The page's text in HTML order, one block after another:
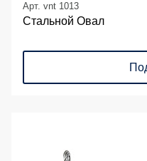
Арт. vnt 1013
Стальной Овал